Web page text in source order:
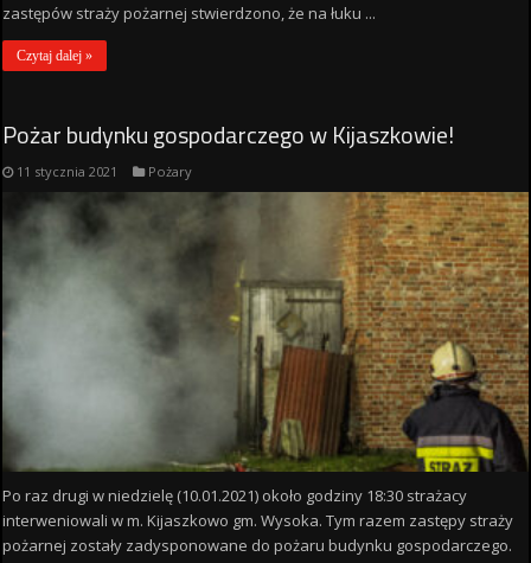
zastępów straży pożarnej stwierdzono, że na łuku ...
Czytaj dalej »
Pożar budynku gospodarczego w Kijaszkowie!
11 stycznia 2021 Pożary
Po raz drugi w niedzielę (10.01.2021) około godziny 18:30 strażacy
interweniowali w m. Kijaszkowo gm. Wysoka. Tym razem zastępy straży
pożarnej zostały zadysponowane do pożaru budynku gospodarczego.